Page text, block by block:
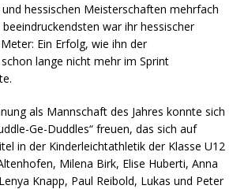
hessischen Meisterschaften mehrfach
war ihr hessischer
Ein Erfolg, wie ihn der
lange nicht mehr im Sprint
als Mannschaft des Jahres konnte sich
Ge-Duddles“ freuen, das sich auf
in der Kinderleichtathletik der Klasse U12
Milena Birk, Elise Huberti, Anna
Knapp, Paul Reibold, Lukas und Peter